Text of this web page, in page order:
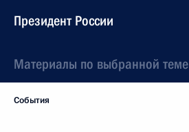
Президент России
Материалы по выбранной теме
События